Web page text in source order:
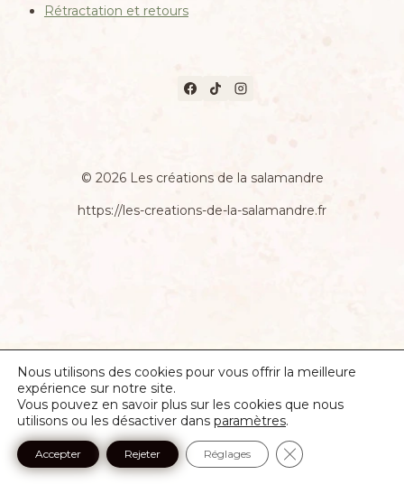
Rétractation et retours
© 2026 Les créations de la salamandre
https://les-creations-de-la-salamandre.fr
Nous utilisons des cookies pour vous offrir la meilleure
expérience sur notre site.
Vous pouvez en savoir plus sur les cookies que nous
utilisons ou les désactiver dans paramètres.
Accepter Rejeter Réglages Fermer la